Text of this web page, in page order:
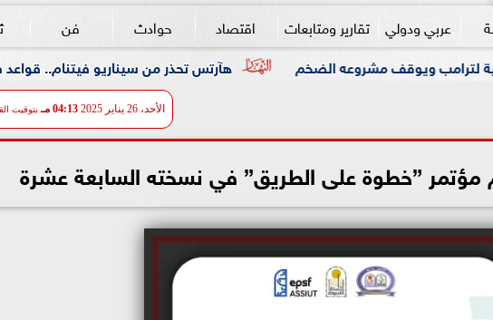
عربي ودولي تقارير ومتابعات اقتصاد حوادث فن
هآرتس تحذر من سيناريو فيتنام.. قواعد في لبنان واحتلال الضخم
الأحد، 26 يناير 2025 04:13 مـ بتوقيت
”خطوة على الطريق” في نسخته السابعة عشرة